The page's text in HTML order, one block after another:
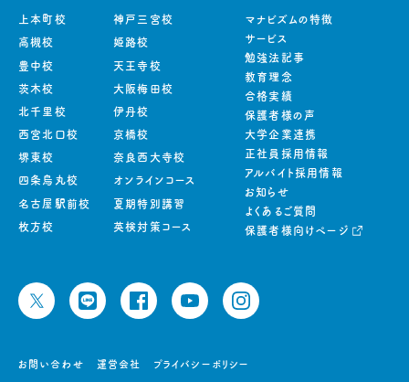
上本町校
高槻校
豊中校
茨木校
北千里校
西宮北口校
堺東校
四条烏丸校
名古屋駅前校
枚方校
神戸三宮校
姫路校
天王寺校
大阪梅田校
伊丹校
京橋校
奈良西大寺校
オンラインコース
夏期特別講習
英検対策コース
マナビズムの特徴
サービス
勉強法記事
教育理念
合格実績
保護者様の声
大学企業連携
正社員採用情報
アルバイト採用情報
お知らせ
よくあるご質問
保護者様向けページ
お問い合わせ 運営会社 プライバシーポリシー